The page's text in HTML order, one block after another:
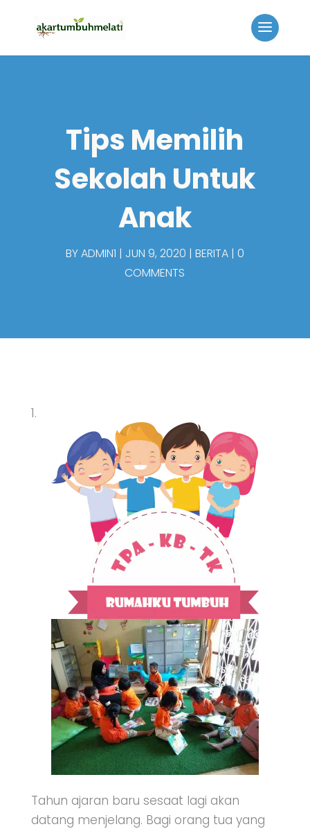
Tips Memilih
Sekolah Untuk
Anak
BYADMIN1 JUN 9, 2020 BERITA 0
COMMENTS
Tahun ajaran baru sesaat lagi akan
datang menjelang. Bagi orang tua yang